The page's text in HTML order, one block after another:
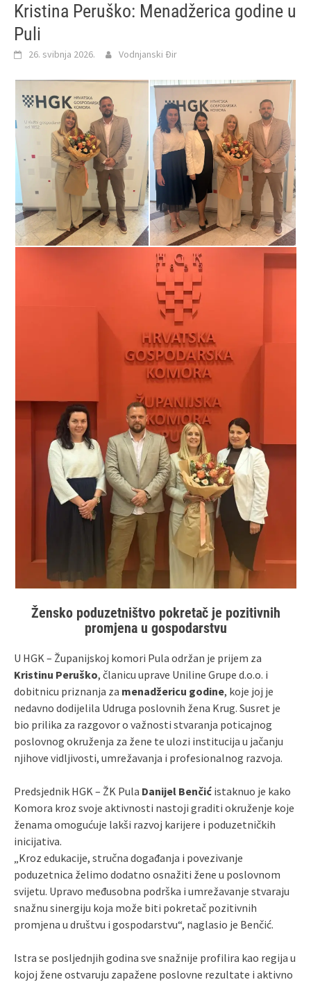
Kristina Peruško: Menadžerica godine u
Puli
26. svibnja 2026. Vodnjanski Đir
Žensko poduzetništvo pokretač je pozitivnih
promjena u gospodarstvu
U HGK – Županijskoj komori Pula održan je prijem za
Kristinu Peruško, članicu uprave Uniline Grupe d.o.o. i
dobitnicu priznanja za menadžericu godine, koje joj je
nedavno dodijelila Udruga poslovnih žena Krug. Susret je
bio prilika za razgovor o važnosti stvaranja poticajnog
poslovnog okruženja za žene te ulozi institucija u jačanju
njihove vidljivosti, umrežavanja i profesionalnog razvoja.
Predsjednik HGK – ŽK Pula Danijel Benčić istaknuo je kako
Komora kroz svoje aktivnosti nastoji graditi okruženje koje
ženama omogućuje lakši razvoj karijere i poduzetničkih
inicijativa.
„Kroz edukacije, stručna događanja i povezivanje
poduzetnica želimo dodatno osnažiti žene u poslovnom
svijetu. Upravo međusobna podrška i umrežavanje stvaraju
snažnu sinergiju koja može biti pokretač pozitivnih
promjena u društvu i gospodarstvu“, naglasio je Benčić.
Istra se posljednjih godina sve snažnije profilira kao regija u
kojoj žene ostvaruju zapažene poslovne rezultate i aktivno